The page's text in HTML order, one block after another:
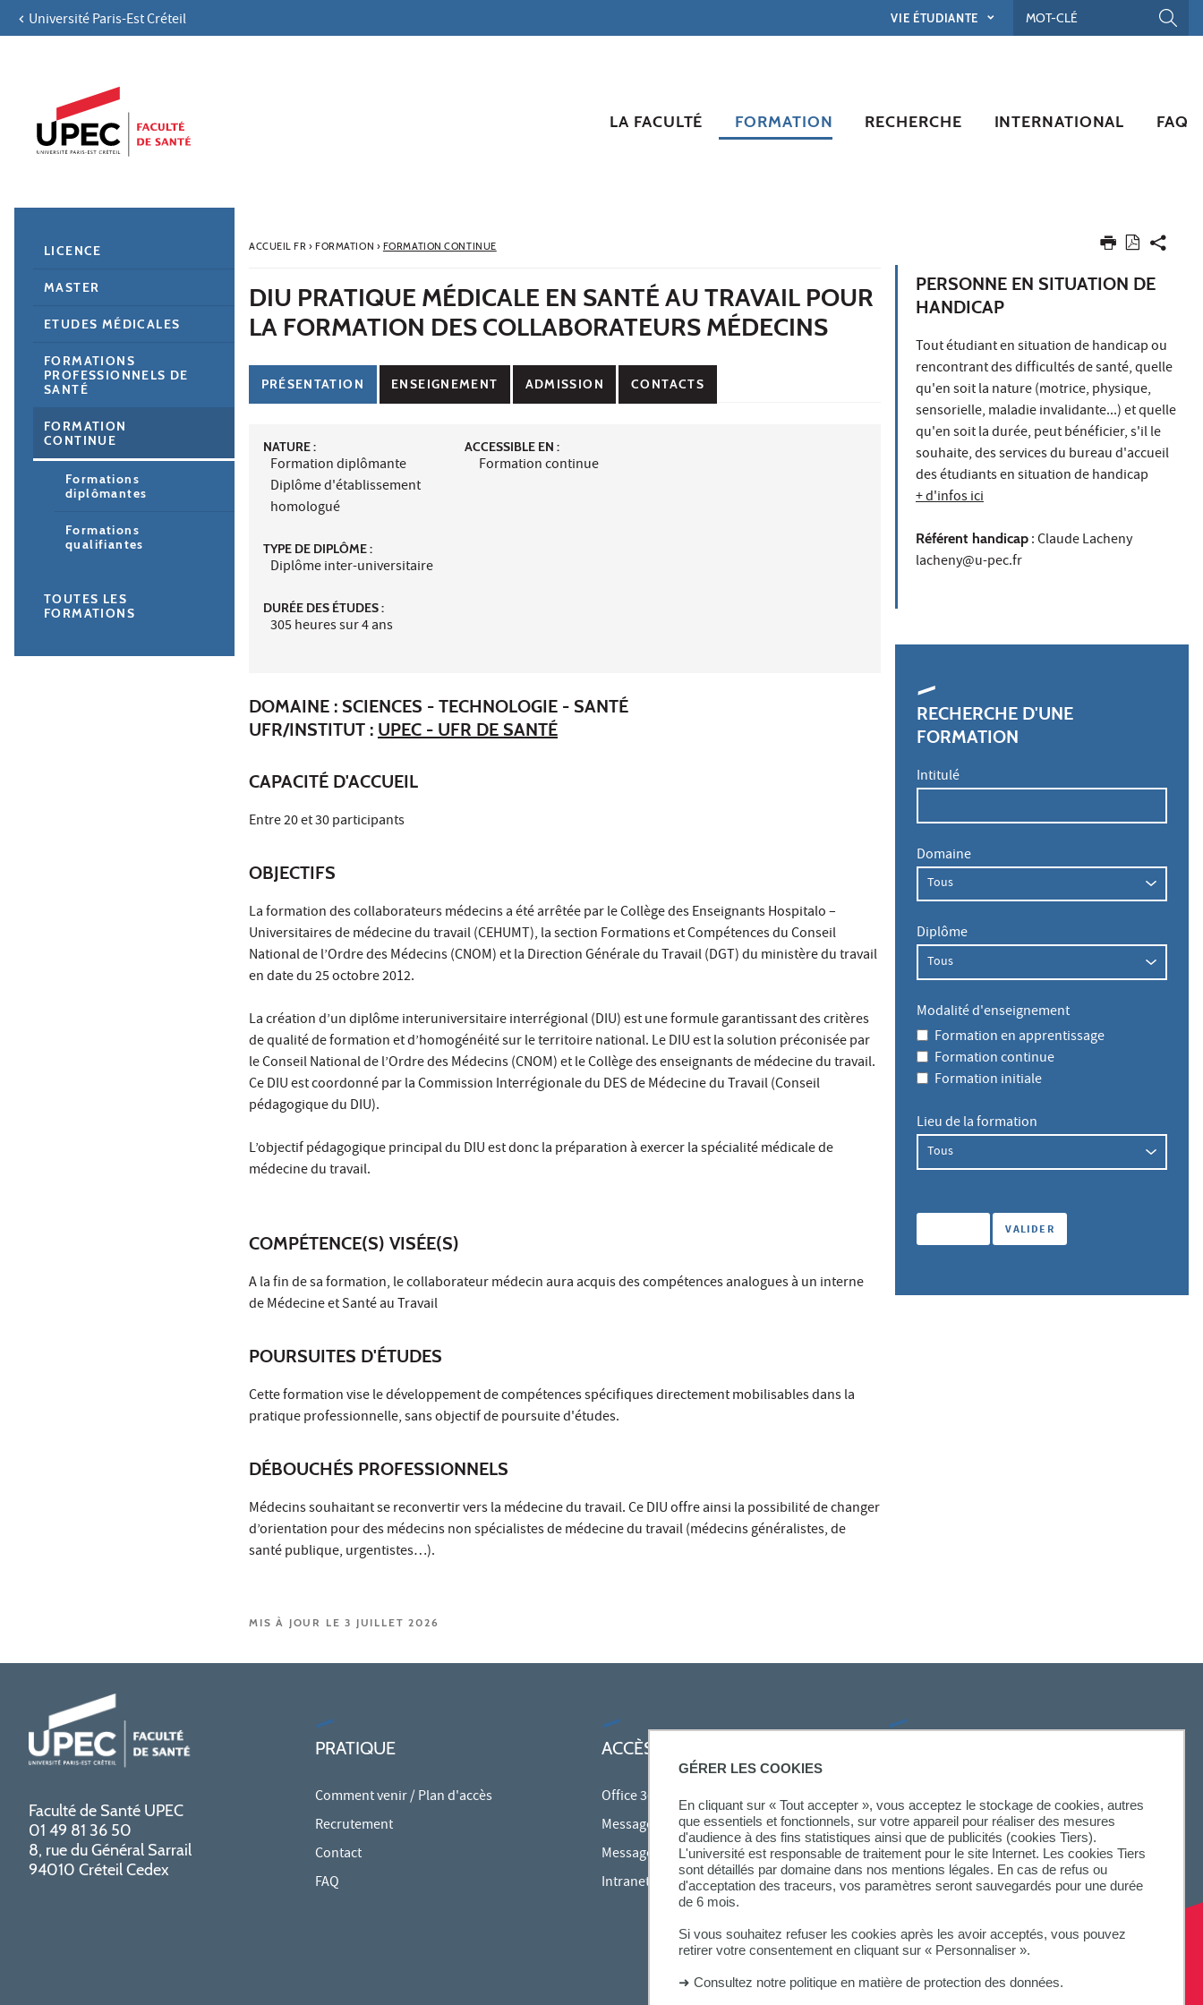
GÉRER LES COOKIES
En cliquant sur « Tout accepter », vous acceptez le stockage de cookies, autres
que essentiels et fonctionnels, sur votre appareil pour réaliser des mesures
d'audience à des fins statistiques ainsi que de publicités (cookies Tiers).
L'université est responsable de traitement pour le site Internet. Les cookies Tiers
sont détaillés par domaine dans nos mentions légales. En cas de refus ou
d'acceptation des traceurs, vos paramètres seront sauvegardés pour une durée
de 6 mois.
Si vous souhaitez refuser les cookies après les avoir acceptés, vous pouvez
retirer votre consentement en cliquant sur « Personnaliser ».
➜ Consultez notre politique en matière de protection des données.
Aller au contenu
Navigation secondaire
Université Paris-Est Créteil VIE ÉTUDIANTE
LA FACULTÉ FORMATION RECHERCHE INTERNATIONAL FAQ
ACCUEIL FR› FORMATION › FORMATION CONTINUE
DIU PRATIQUE MÉDICALE EN SANTÉ AU TRAVAIL POUR
LA FORMATION DES COLLABORATEURS MÉDECINS
PRÉSENTATION ENSEIGNEMENT ADMISSION CONTACTS
NATURE :
Formation diplômante
Diplôme d'établissement
homologué
TYPE DE DIPLÔME :
Diplôme inter-universitaire
DURÉE DES ÉTUDES :
305 heures sur 4 ans
ACCESSIBLE EN :
Formation continue
DOMAINE : SCIENCES - TECHNOLOGIE - SANTÉ
UFR/INSTITUT : UPEC - UFR DE SANTÉ
CAPACITÉ D'ACCUEIL
Entre 20 et 30 participants
OBJECTIFS
La formation des collaborateurs médecins a été arrêtée par le Collège des Enseignants Hospitalo –
Universitaires de médecine du travail (CEHUMT), la section Formations et Compétences du Conseil
National de l’Ordre des Médecins (CNOM) et la Direction Générale du Travail (DGT) du ministère du travail
en date du 25 octobre 2012.
La création d’un diplôme interuniversitaire interrégional (DIU) est une formule garantissant des critères
de qualité de formation et d’homogénéité sur le territoire national. Le DIU est la solution préconisée par
le Conseil National de l’Ordre des Médecins (CNOM) et le Collège des enseignants de médecine du travail.
Ce DIU est coordonné par la Commission Interrégionale du DES de Médecine du Travail (Conseil
pédagogique du DIU).
L’objectif pédagogique principal du DIU est donc la préparation à exercer la spécialité médicale de
médecine du travail.
COMPÉTENCE(S) VISÉE(S)
A la fin de sa formation, le collaborateur médecin aura acquis des compétences analogues à un interne
de Médecine et Santé au Travail
POURSUITES D'ÉTUDES
Cette formation vise le développement de compétences spécifiques directement mobilisables dans la
pratique professionnelle, sans objectif de poursuite d'études.
DÉBOUCHÉS PROFESSIONNELS
Médecins souhaitant se reconvertir vers la médecine du travail. Ce DIU offre ainsi la possibilité de changer
d’orientation pour des médecins non spécialistes de médecine du travail (médecins généralistes, de
santé publique, urgentistes…).
MIS À JOUR LE 3 JUILLET 2026
PERSONNE EN SITUATION DE
HANDICAP
Tout étudiant en situation de handicap ou
rencontrant des difficultés de santé, quelle
qu'en soit la nature (motrice, physique,
sensorielle, maladie invalidante...) et quelle
qu'en soit la durée, peut bénéficier, s'il le
souhaite, des services du bureau d'accueil
des étudiants en situation de handicap
+ d'infos ici
Référent handicap : Claude Lacheny
lacheny@u-pec.fr
RECHERCHE D'UNE
FORMATION
Intitulé
Domaine
Diplôme
Modalité d'enseignement
Formation en apprentissage
Formation continue
Formation initiale
Lieu de la formation
LICENCE
MASTER
ETUDES MÉDICALES
FORMATIONS
PROFESSIONNELS DE
SANTÉ
FORMATION
CONTINUE
Formations
diplômantes
Formations
qualifiantes
TOUTES LES
FORMATIONS
Faculté de Santé UPEC
01 49 81 36 50
8, rue du Général Sarrail
94010 Créteil Cedex
PRATIQUE
Comment venir / Plan d'accès
Recrutement
Contact
FAQ
ACCÈS RAPIDES
Office 365
Messagerie des personnels
Messagerie étudiante
Intranet des personnels